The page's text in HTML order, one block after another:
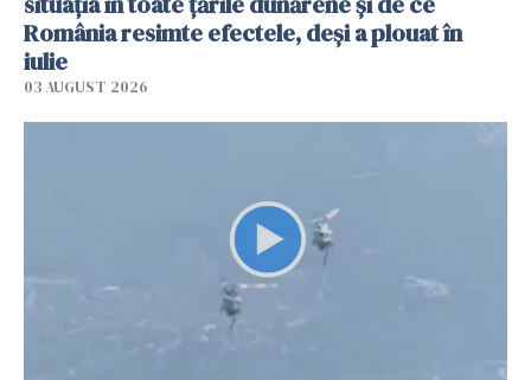
România resimte efectele, deși a plouat în
iulie
03 AUGUST 2026